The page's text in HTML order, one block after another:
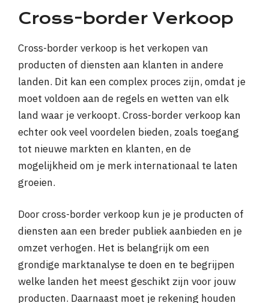
Cross-border Verkoop
Cross-border verkoop is het verkopen van
producten of diensten aan klanten in andere
landen. Dit kan een complex proces zijn, omdat je
moet voldoen aan de regels en wetten van elk
land waar je verkoopt. Cross-border verkoop kan
echter ook veel voordelen bieden, zoals toegang
tot nieuwe markten en klanten, en de
mogelijkheid om je merk internationaal te laten
groeien.
Door cross-border verkoop kun je je producten of
diensten aan een breder publiek aanbieden en je
omzet verhogen. Het is belangrijk om een
grondige marktanalyse te doen en te begrijpen
welke landen het meest geschikt zijn voor jouw
producten. Daarnaast moet je rekening houden